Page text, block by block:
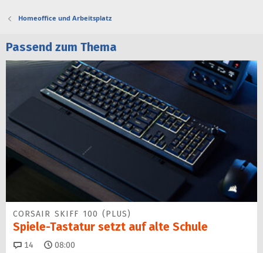
Homeoffice und Arbeitsplatz
Passend zum Thema
CORSAIR SKIFF 100 (PLUS)
Spiele-Tastatur setzt auf alte Schule
14 Kommentare
08:00